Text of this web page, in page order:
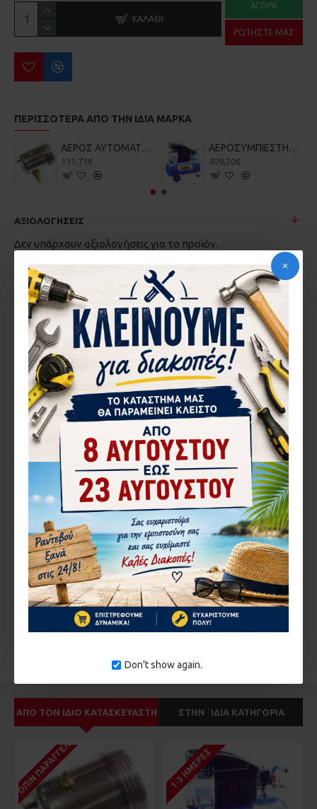
Don't show again.
ΚΑΛΆΘΙ
ΑΓΟΡΆ
ΡΩΤΉΣΤΕ ΜΑΣ
ΠΕΡΙΣΣΌΤΕΡΑ ΑΠΌ ΤΗΝ ΙΔΙΑ ΜΆΡΚΑ
ΑΕΡΟΣ ΑΥΤΟΜΑΤΗ ΕΞΥΔΑΤΩΣΗ ΜΕ ΦΛΟΤΕΡ 3400140
111,71€
ΑΕΡΟΣΥΜΠΙΕΣΤΗΣ 025l 25/2.0D/LAM
409,20€
ΑΞΙΟΛΟΓΉΣΕΙΣ
Δεν υπάρχουν αξιολογήσεις για το προϊόν.
ΓΡΆΨΤΕ ΜΙΑ ΑΞΙΟΛΌΓΗΣΗ
Το Όνομα σας
Η Αξιολόγηση σας
Σημείωση:η HTML δεν επεξεργάζεται!
Βαθμολογία Κακή Καλή
CAPTCHA
Εισάγετε τον κωδικό
στο παρακάτω πεδίο
ΣΥΝΈΧΕΙΑ
ΑΠΌ ΤΟΝ ΊΔΙΟ ΚΑΤΑΣΚΕΥΑΣΤΉ ΣΤΗΝ ΄ΙΔΙΑ ΚΑΤΗΓΟΡΊΑ
ΚΑΤΌΠΙΝ ΠΑΡΑΓΓΕΛΊΑΣ 1-3 ΗΜΈΡΕΣ